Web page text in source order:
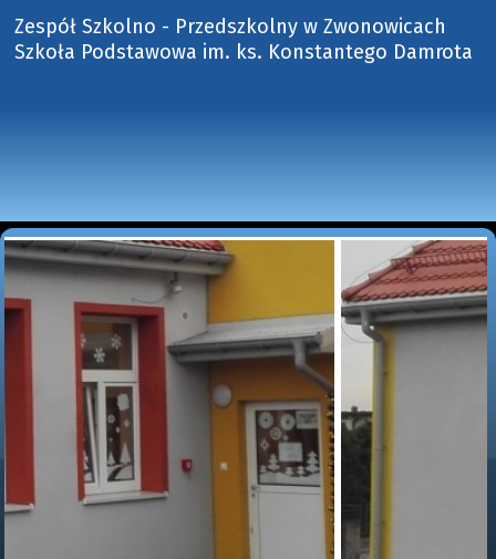
Zespół Szkolno - Przedszkolny w Zwonowicach
Szkoła Podstawowa im. ks. Konstantego Damrota